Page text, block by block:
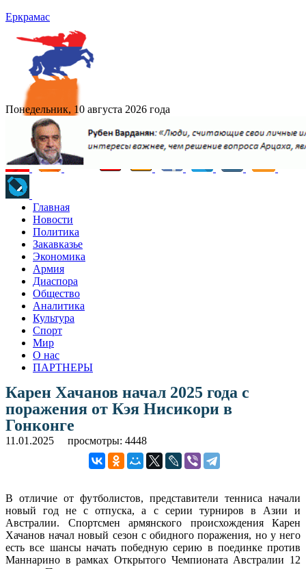
Еркрамас
Понедельник, 10 августа 2026 года
Главная
Новости
Политика
Закавказье
Экономика
Армия
Диаспора
Общество
Аналитика
Культура
Спорт
Мир
О нас
ПАРТНЕРЫ
Карен Хачанов начал 2025 года с
поражения от Кэя Нисикори в
Гонконге
11.01.2025 просмотры: 4448
В отличие от футболистов, представители тенниса начали
новый год не с отпуска, а с серии турниров в Азии и
Австралии. Спортсмен армянского происхождения Карен
Хачанов начал новый сезон с обидного поражения, но у него
есть все шансы начать победную серию в поединке против
Маннарино в рамках Открытого Чемпионата Австралии 12